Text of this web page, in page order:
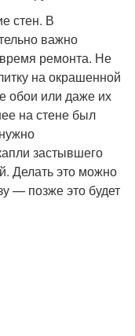
стен. В
важно
время ремонта. Не
на окрашенной
обои или даже их
на стене был
застывшего
Делать это можно
— позже это будет